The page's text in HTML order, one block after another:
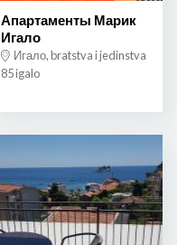
Апартаменты Марик
Игало
Игало, bratstva i jedinstva
85 igalo